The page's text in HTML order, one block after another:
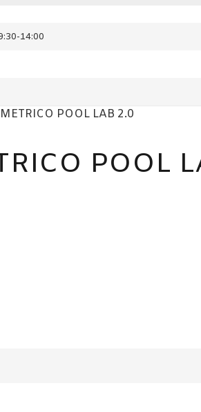
14:00
POOL LAB 2.0
POOL